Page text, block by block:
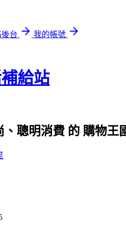
台
我的帳號
給站
聰明消費 的 購物王